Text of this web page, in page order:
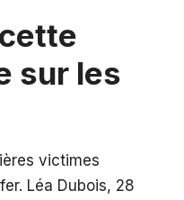
sur les
victimes
Léa Dubois, 28